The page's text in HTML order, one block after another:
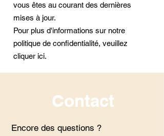
vous êtes au courant des dernières
mises à jour.
Pour plus d'informations sur notre
politique de confidentialité, veuillez
cliquer ici.
Contact
Encore des questions ?